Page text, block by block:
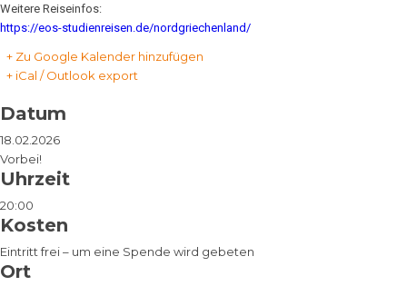
Weitere Reiseinfos:
https://eos-studienreisen.de/nordgriechenland/
+ Zu Google Kalender hinzufügen
+ iCal / Outlook export
Datum
18.02.2026
Vorbei!
Uhrzeit
20:00
Kosten
Eintritt frei – um eine Spende wird gebeten
Ort